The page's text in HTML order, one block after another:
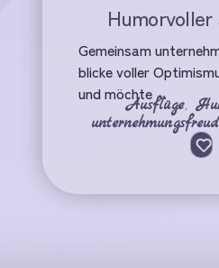
Humorvoller
Gemeinsam
blicke voller
und möchte ...
Ausflüge,